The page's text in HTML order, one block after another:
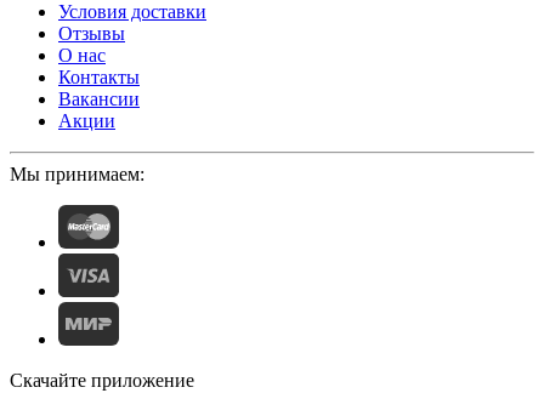
Условия доставки
Отзывы
О нас
Контакты
Вакансии
Акции
Мы принимаем:
Скачайте приложение